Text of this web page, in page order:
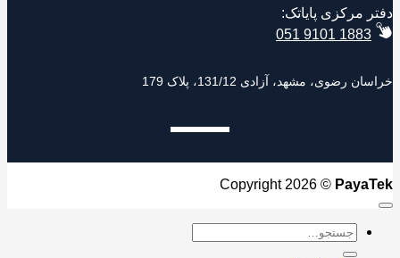
مرکزی پایاتک:
051 9101 1883
رضوی، مشهد، آزادی 131/12، پلاک 179
Copyright 2026 ©
جستجو